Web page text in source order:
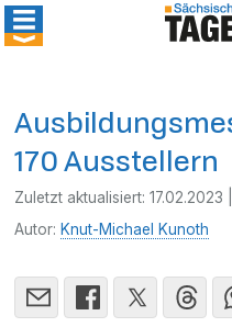
170 Ausstellern
Zuletzt aktualisiert:17.02.2023
Autor: Knut-Michael Kunoth